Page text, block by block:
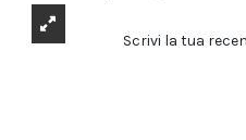
Scrivi la tua